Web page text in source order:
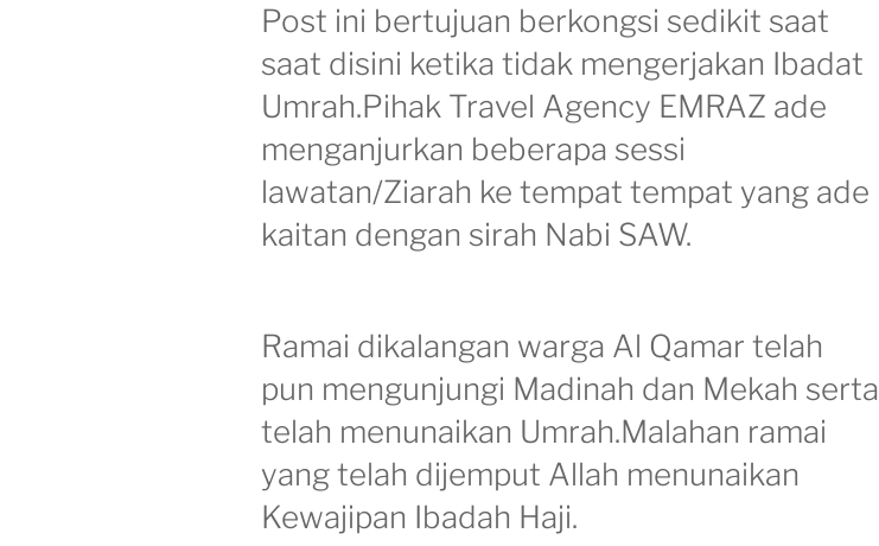
Post ini bertujuan berkongsi sedikit saat
saat disini ketika tidak mengerjakan Ibadat
Umrah.Pihak Travel Agency EMRAZ ade
menganjurkan beberapa sessi
lawatan/Ziarah ke tempat tempat yang ade
kaitan dengan sirah Nabi SAW.
Ramai dikalangan warga Al Qamar telah
pun mengunjungi Madinah dan Mekah serta
telah menunaikan Umrah.Malahan ramai
yang telah dijemput Allah menunaikan
Kewajipan Ibadah Haji.